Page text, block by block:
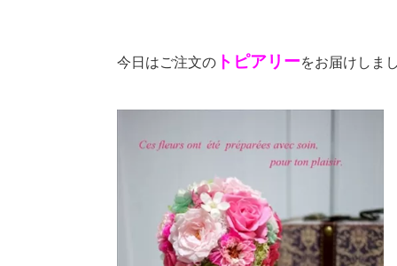
今日はご注文の トピアリーをお届けしま